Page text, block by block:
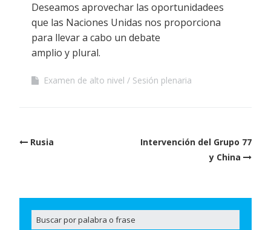
Deseamos aprovechar las oportunidadees
que las Naciones Unidas nos proporciona
para llevar a cabo un debate
amplio y plural.
Examen de alto nivel Sesión plenaria
PostRusia
Intervención del Grupo 77
y China